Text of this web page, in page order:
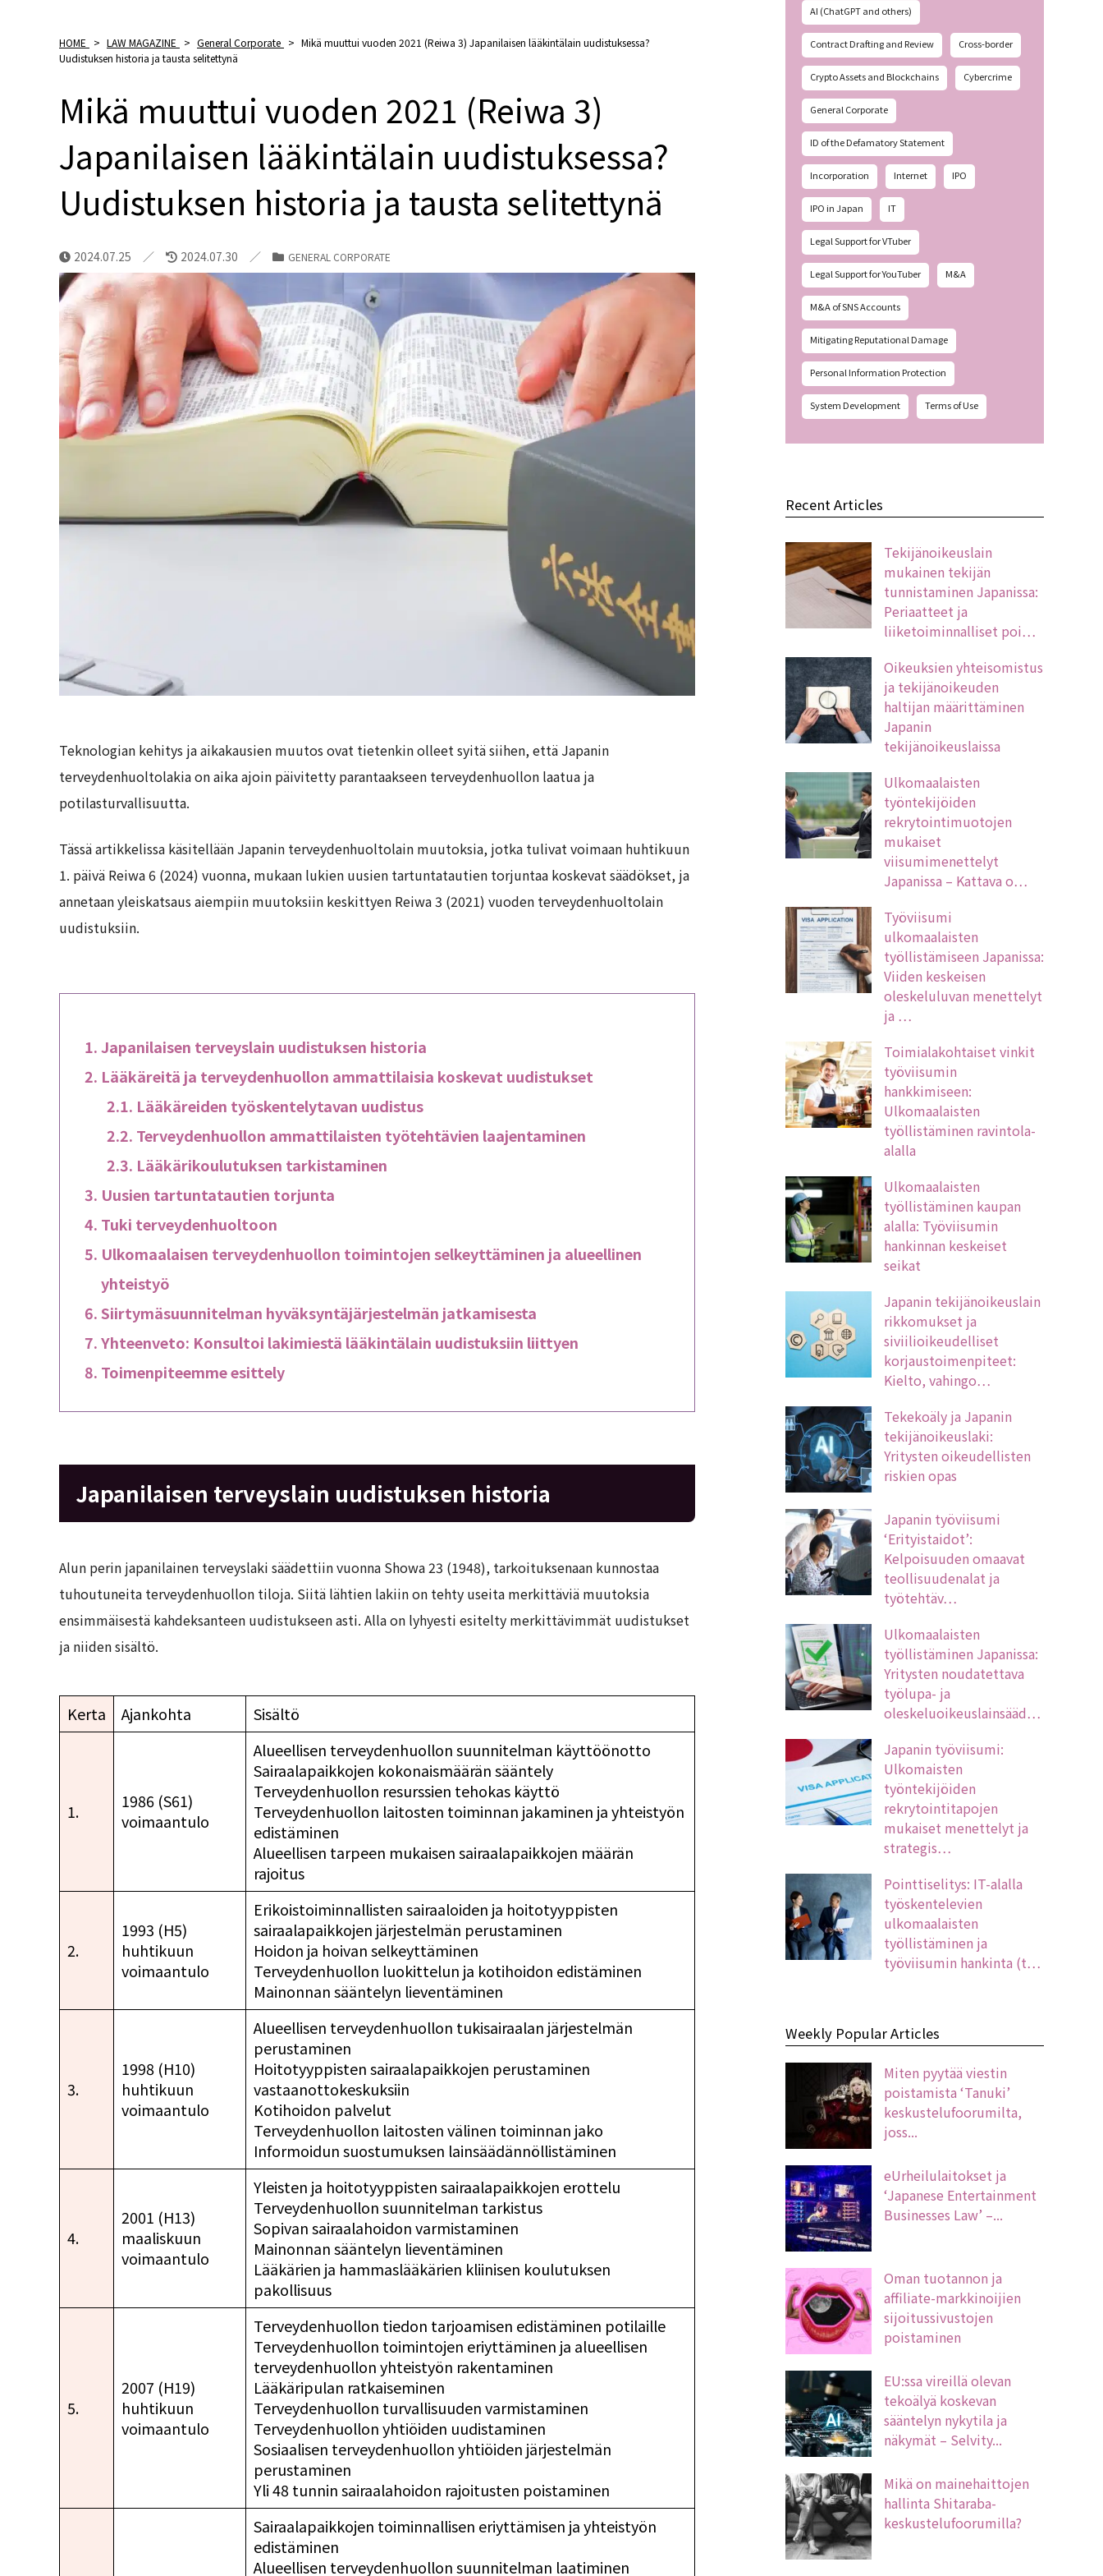
HOME > LAW MAGAZINE > General Corporate > Mikä muuttui vuoden 2021 (Reiwa 3) Japanilaisen lääkintälain uudistuksessa?
Uudistuksen historia ja tausta selitettynä
Mikä muuttui vuoden 2021 (Reiwa 3)
Japanilaisen lääkintälain uudistuksessa?
Uudistuksen historia ja tausta selitettynä
2024.07.25 2024.07.30 GENERAL CORPORATE
Teknologian kehitys ja aikakausien muutos ovat tietenkin olleet syitä siihen, että Japanin
terveydenhuoltolakia on aika ajoin päivitetty parantaakseen terveydenhuollon laatua ja
potilasturvallisuutta.
Tässä artikkelissa käsitellään Japanin terveydenhuoltolain muutoksia, jotka tulivat voimaan huhtikuun
1. päivä Reiwa 6 (2024) vuonna, mukaan lukien uusien tartuntatautien torjuntaa koskevat säädökset, ja
annetaan yleiskatsaus aiempiin muutoksiin keskittyen Reiwa 3 (2021) vuoden terveydenhuoltolain
uudistuksiin.
Japanilaisen terveyslain uudistuksen historia
Lääkäreitä ja terveydenhuollon ammattilaisia koskevat uudistukset
Lääkäreiden työskentelytavan uudistus
Terveydenhuollon ammattilaisten työtehtävien laajentaminen
Lääkärikoulutuksen tarkistaminen
Uusien tartuntatautien torjunta
Tuki terveydenhuoltoon
Ulkomaalaisen terveydenhuollon toimintojen selkeyttäminen ja alueellinen
yhteistyö
Siirtymäsuunnitelman hyväksyntäjärjestelmän jatkamisesta
Yhteenveto: Konsultoi lakimiestä lääkintälain uudistuksiin liittyen
Toimenpiteemme esittely
Japanilaisen terveyslain uudistuksen historia
Alun perin japanilainen terveyslaki säädettiin vuonna Showa 23 (1948), tarkoituksenaan kunnostaa
tuhoutuneita terveydenhuollon tiloja. Siitä lähtien lakiin on tehty useita merkittäviä muutoksia
ensimmäisestä kahdeksanteen uudistukseen asti. Alla on lyhyesti esitelty merkittävimmät uudistukset
ja niiden sisältö.
Kerta Ajankohta Sisältö
1.
1986 (S61)
voimaantulo
Alueellisen terveydenhuollon suunnitelman käyttöönotto
Sairaalapaikkojen kokonaismäärän sääntely
Terveydenhuollon resurssien tehokas käyttö
Terveydenhuollon laitosten toiminnan jakaminen ja yhteistyön
edistäminen
Alueellisen tarpeen mukaisen sairaalapaikkojen määrän
rajoitus
2.
1993 (H5)
huhtikuun
voimaantulo
Erikoistoiminnallisten sairaaloiden ja hoitotyyppisten
sairaalapaikkojen järjestelmän perustaminen
Hoidon ja hoivan selkeyttäminen
Terveydenhuollon luokittelun ja kotihoidon edistäminen
Mainonnan sääntelyn lieventäminen
3.
1998 (H10)
huhtikuun
voimaantulo
Alueellisen terveydenhuollon tukisairaalan järjestelmän
perustaminen
Hoitotyyppisten sairaalapaikkojen perustaminen
vastaanottokeskuksiin
Kotihoidon palvelut
Terveydenhuollon laitosten välinen toiminnan jako
Informoidun suostumuksen lainsäädännöllistäminen
4.
2001 (H13)
maaliskuun
voimaantulo
Yleisten ja hoitotyyppisten sairaalapaikkojen erottelu
Terveydenhuollon suunnitelman tarkistus
Sopivan sairaalahoidon varmistaminen
Mainonnan sääntelyn lieventäminen
Lääkärien ja hammaslääkärien kliinisen koulutuksen
pakollisuus
5.
2007 (H19)
huhtikuun
voimaantulo
Terveydenhuollon tiedon tarjoamisen edistäminen potilaille
Terveydenhuollon toimintojen eriyttäminen ja alueellisen
terveydenhuollon yhteistyön rakentaminen
Lääkäripulan ratkaiseminen
Terveydenhuollon turvallisuuden varmistaminen
Terveydenhuollon yhtiöiden uudistaminen
Sosiaalisen terveydenhuollon yhtiöiden järjestelmän
perustaminen
Yli 48 tunnin sairaalahoidon rajoitusten poistaminen
Sairaalapaikkojen toiminnallisen eriyttämisen ja yhteistyön
edistäminen
Alueellisen terveydenhuollon suunnitelman laatiminen
AI (ChatGPT and others)
Contract Drafting and Review Cross-border
Crypto Assets and Blockchains Cybercrime
General Corporate
ID of the Defamatory Statement
Incorporation Internet IPO
IPO in Japan IT
Legal Support for VTuber
Legal Support for YouTuber M&A
M&A of SNS Accounts
Mitigating Reputational Damage
Personal Information Protection
System Development Terms of Use
Recent Articles
Tekijänoikeuslain
mukainen tekijän
tunnistaminen Japanissa:
Periaatteet ja
liiketoiminnalliset poi…
Oikeuksien yhteisomistus
ja tekijänoikeuden
haltijan määrittäminen
Japanin
tekijänoikeuslaissa
Ulkomaalaisten
työntekijöiden
rekrytointimuotojen
mukaiset
viisumimenettelyt
Japanissa – Kattava o…
Työviisumi
ulkomaalaisten
työllistämiseen Japanissa:
Viiden keskeisen
oleskeluluvan menettelyt
ja …
Toimialakohtaiset vinkit
työviisumin
hankkimiseen:
Ulkomaalaisten
työllistäminen ravintola-
alalla
Ulkomaalaisten
työllistäminen kaupan
alalla: Työviisumin
hankinnan keskeiset
seikat
Japanin tekijänoikeuslain
rikkomukset ja
siviilioikeudelliset
korjaustoimenpiteet:
Kielto, vahingo…
Tekekoäly ja Japanin
tekijänoikeuslaki:
Yritysten oikeudellisten
riskien opas
Japanin työviisumi
‘Erityistaidot’:
Kelpoisuuden omaavat
teollisuudenalat ja
työtehtäv…
Ulkomaalaisten
työllistäminen Japanissa:
Yritysten noudatettava
työlupa- ja
oleskeluoikeuslainsääd…
Japanin työviisumi:
Ulkomaisten
työntekijöiden
rekrytointitapojen
mukaiset menettelyt ja
strategis…
Pointtiselitys: IT-alalla
työskentelevien
ulkomaalaisten
työllistäminen ja
työviisumin hankinta (t…
Weekly Popular Articles
Miten pyytää viestin
poistamista ‘Tanuki’
keskustelufoorumilta,
joss...
eUrheilulaitokset ja
‘Japanese Entertainment
Businesses Law’ –...
Oman tuotannon ja
affiliate-markkinoijien
sijoitussivustojen
poistaminen
EU:ssa vireillä olevan
tekoälyä koskevan
sääntelyn nykytila ja
näkymät – Selvity...
Mikä on mainehaittojen
hallinta Shitaraba-
keskustelufoorumilla?